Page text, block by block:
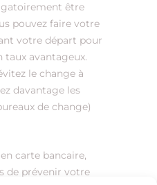
être
pouvez faire votre
votre départ pour
taux avantageux.
le change à
davantage les
de change)
carte bancaire,
de prévenir votre